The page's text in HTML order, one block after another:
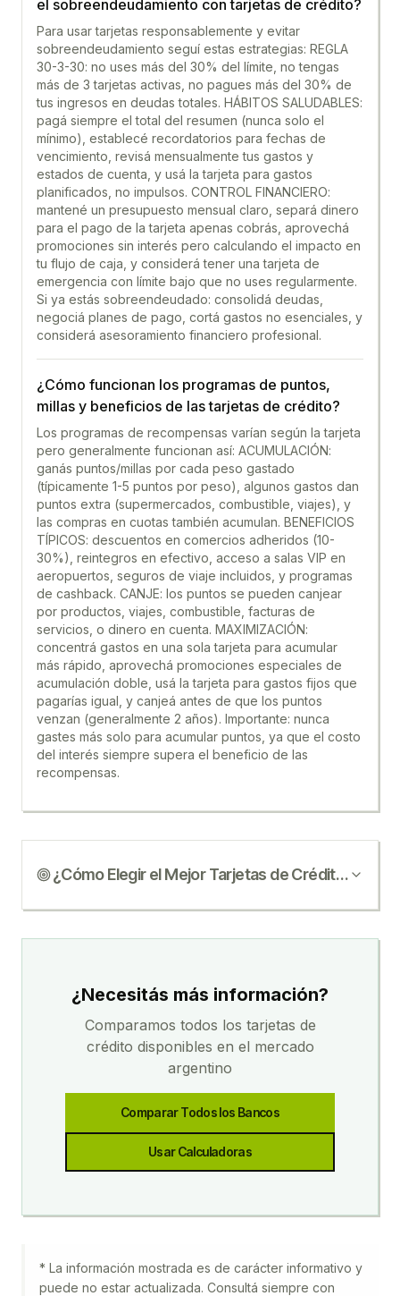
el sobreendeudamiento con tarjetas de crédito?
Para usar tarjetas responsablemente y evitar
sobreendeudamiento seguí estas estrategias: REGLA
30-3-30: no uses más del 30% del límite, no tengas
más de 3 tarjetas activas, no pagues más del 30% de
tus ingresos en deudas totales. HÁBITOS SALUDABLES:
pagá siempre el total del resumen (nunca solo el
mínimo), establecé recordatorios para fechas de
vencimiento, revisá mensualmente tus gastos y
estados de cuenta, y usá la tarjeta para gastos
planificados, no impulsos. CONTROL FINANCIERO:
mantené un presupuesto mensual claro, separá dinero
para el pago de la tarjeta apenas cobrás, aprovechá
promociones sin interés pero calculando el impacto en
tu flujo de caja, y considerá tener una tarjeta de
emergencia con límite bajo que no uses regularmente.
Si ya estás sobreendeudado: consolidá deudas,
negociá planes de pago, cortá gastos no esenciales, y
considerá asesoramiento financiero profesional.
¿Cómo funcionan los programas de puntos,
millas y beneficios de las tarjetas de crédito?
Los programas de recompensas varían según la tarjeta
pero generalmente funcionan así: ACUMULACIÓN:
ganás puntos/millas por cada peso gastado
(típicamente 1-5 puntos por peso), algunos gastos dan
puntos extra (supermercados, combustible, viajes), y
las compras en cuotas también acumulan. BENEFICIOS
TÍPICOS: descuentos en comercios adheridos (10-
30%), reintegros en efectivo, acceso a salas VIP en
aeropuertos, seguros de viaje incluidos, y programas
de cashback. CANJE: los puntos se pueden canjear
por productos, viajes, combustible, facturas de
servicios, o dinero en cuenta. MAXIMIZACIÓN:
concentrá gastos en una sola tarjeta para acumular
más rápido, aprovechá promociones especiales de
acumulación doble, usá la tarjeta para gastos fijos que
pagarías igual, y canjeá antes de que los puntos
venzan (generalmente 2 años). Importante: nunca
gastes más solo para acumular puntos, ya que el costo
del interés siempre supera el beneficio de las
recompensas.
¿Cómo Elegir el MejorTarjetas de Crédito?
¿Necesitás más información?
Comparamos todos los tarjetas de
crédito disponibles en el mercado
argentino
Comparar Todos los Bancos
Usar Calculadoras
* La información mostrada es de carácter informativo y
puede no estar actualizada. Consultá siempre con